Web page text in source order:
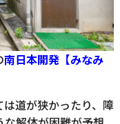
南日本開発【みなみ
道が狭かったり、障